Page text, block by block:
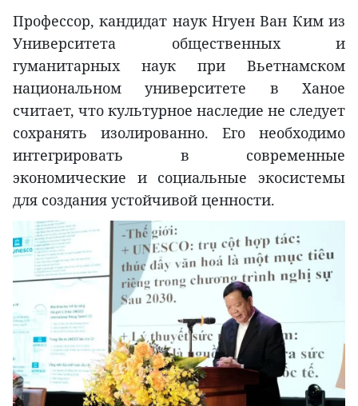
Профессор, кандидат наук Нгуен Ван Ким из
Университета общественных и
гуманитарных наук при Вьетнамском
национальном университете в Ханое
считает, что культурное наследие не следует
сохранять изолированно. Его необходимо
интегрировать в современные
экономические и социальные экосистемы
для создания устойчивой ценности.